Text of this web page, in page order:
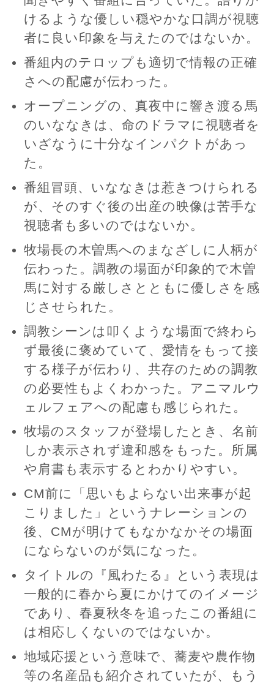
けるような優しい穏やかな口調が視聴
者に良い印象を与えたのではないか。
番組内のテロップも適切で情報の正確
さへの配慮が伝わった。
オープニングの、真夜中に響き渡る馬
のいななきは、命のドラマに視聴者を
いざなうに十分なインパクトがあっ
た。
番組冒頭、いななきは惹きつけられる
が、そのすぐ後の出産の映像は苦手な
視聴者も多いのではないか。
牧場長の木曽馬へのまなざしに人柄が
伝わった。調教の場面が印象的で木曽
馬に対する厳しさとともに優しさを感
じさせられた。
調教シーンは叩くような場面で終わら
ず最後に褒めていて、愛情をもって接
する様子が伝わり、共存のための調教
の必要性もよくわかった。アニマルウ
ェルフェアへの配慮も感じられた。
牧場のスタッフが登場したとき、名前
しか表示されず違和感をもった。所属
や肩書も表示するとわかりやすい。
CM前に「思いもよらない出来事が起
こりました」というナレーションの
後、CMが明けてもなかなかその場面
にならないのが気になった。
タイトルの『風わたる』という表現は
一般的に春から夏にかけてのイメージ
であり、春夏秋冬を追ったこの番組に
は相応しくないのではないか。
地域応援という意味で、蕎麦や農作物
等の名産品も紹介されていたが、もう